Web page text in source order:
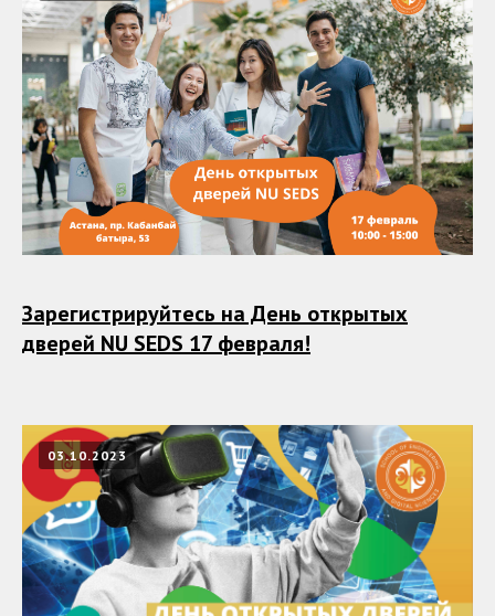
Зарегистрируйтесь на День открытых
дверей NU SEDS 17 февраля!
03.10.2023